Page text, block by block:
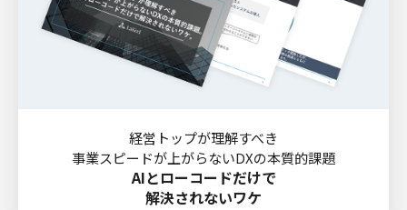
経営トップが理解すべき
事業スピードが上がらないDXの本質的課題
AIとローコードだけで
解決されないワケ